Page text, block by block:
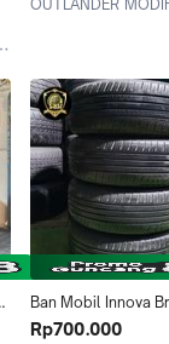
OUTLANDER
Ban Mobil Innova
Ring 17 Dunlop
Rp700.000